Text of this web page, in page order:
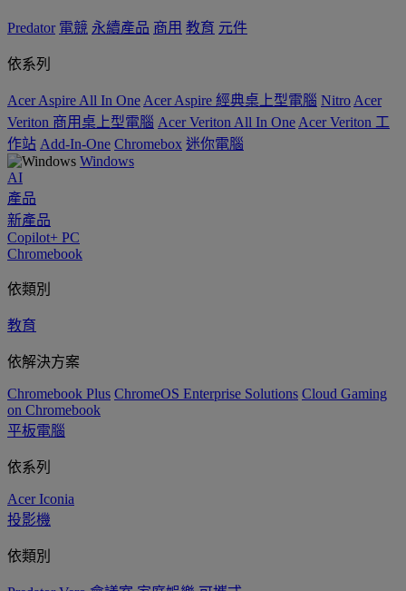
Predator 電競 永續產品 商用 教育 元件
依系列
Acer Aspire All In One Acer Aspire 經典桌上型電腦 Nitro Acer
Veriton 商用桌上型電腦 Acer Veriton All In One Acer Veriton 工
作站 Add-In-One Chromebox 迷你電腦
Windows
AI
產品
新產品
Copilot+ PC
Chromebook
依類別
教育
依解決方案
Chromebook Plus ChromeOS Enterprise Solutions Cloud Gaming
on Chromebook
平板電腦
依系列
Acer Iconia
投影機
依類別